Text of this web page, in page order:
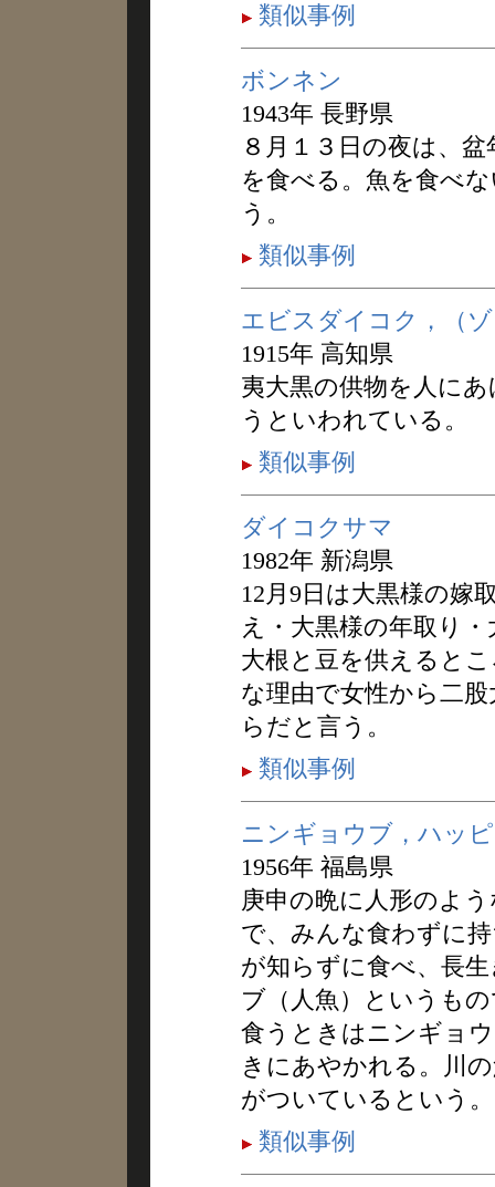
類似事例
ボンネン
1943年 長野県
８月１３日の夜は、
を食べる。魚を食べ
う。
類似事例
エビスダイコク，（
1915年 高知県
夷大黒の供物を人に
うといわれている。
類似事例
ダイコクサマ
1982年 新潟県
12月9日は大黒様の嫁
え・大黒様の年取り
大根と豆を供えると
な理由で女性から二
らだと言う。
類似事例
ニンギョウブ，ハッ
1956年 福島県
庚申の晩に人形のよ
で、みんな食わずに
が知らずに食べ、長
ブ（人魚）というも
食うときはニンギョ
きにあやかれる。川
がついているという。
類似事例